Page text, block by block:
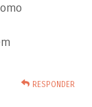
RESPONDER